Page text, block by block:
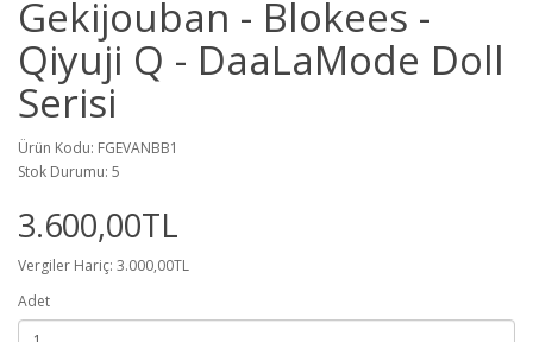
Gekijouban - Blokees -
Qiyuji Q - DaaLaMode Doll
Serisi
Ürün Kodu: FGEVANBB1
Stok Durumu: 5
3.600,00TL
Vergiler Hariç: 3.000,00TL
Adet